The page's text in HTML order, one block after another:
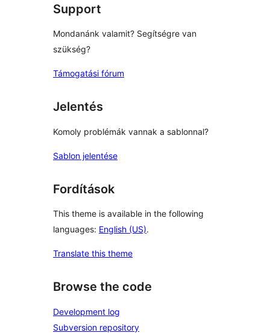
Support
Mondanánk valamit? Segítségre van
szükség?
Támogatási fórum
Jelentés
Komoly problémák vannak a sablonnal?
Sablon jelentése
Fordítások
This theme is available in the following
languages: English (US).
Translate this theme
Browse the code
Development log
Subversion repository